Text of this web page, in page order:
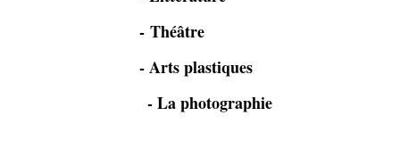
- Théâtre
-Arts plastiques
-La photographie